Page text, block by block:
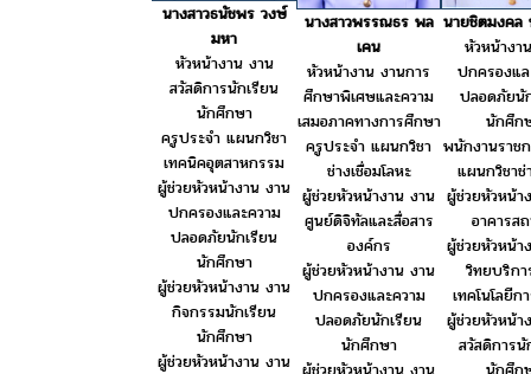
นางสาวธนัชพร วงษ์
มหา
หัวหน้างาน งาน
สวัสดิการนักเรียน
นักศึกษา
ครูประจำ แผนกวิชา
เทคนิคอุตสาหกรรม
ผู้ช่วยหัวหน้างาน งาน
ปกครองและความ
ปลอดภัยนักเรียน
นักศึกษา
ผู้ช่วยหัวหน้างาน งาน
กิจกรรมนักเรียน
นักศึกษา
ผู้ช่วยหัวหน้างาน งาน
นางสาวพรรณธร พล
เคน
หัวหน้างาน งานการ
ศึกษาพิเศษและความ
เสมอภาคทางการศึกษา
ครูประจำ แผนกวิชา
ช่างเชื่อมโลหะ
ผู้ช่วยหัวหน้างาน งาน
ศูนย์ดิจิทัลและสื่อสาร
องค์กร
ผู้ช่วยหัวหน้างาน งาน
ปกครองและความ
ปลอดภัยนักเรียน
นักศึกษา
นายชิตมงคล
หัวหน้างา
ปกครองแ
ปลอดภัยนั
นักศึก
พนักงานราช
แผนกวิชา
ผู้ช่วยหัวหน้า
อาคารส
ผู้ช่วยหัวหน้า
วิทยบริกา
เทคโนโลยีก
ผู้ช่วยหัวหน้า
สวัสดิการนั